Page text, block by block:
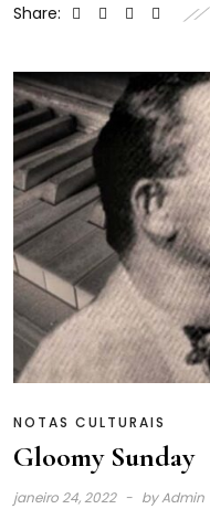
Share:
NOTAS CULTURAIS
Gloomy Sunday
janeiro 24, 2022 byAdmin